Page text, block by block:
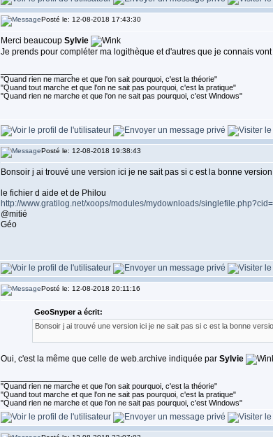
Posté le: 12-08-2018 17:43:30
Merci beaucoup Sylvie
Je prends pour compléter ma logithèque et d'autres que je connais
"Quand rien ne marche et que l'on sait pourquoi, c'est la théorie"
"Quand tout marche et que l'on ne sait pas pourquoi, c'est la pratique"
"Quand rien ne marche et que l'on ne sait pas pourquoi, c'est Windows"
Posté le: 12-08-2018 19:38:43
Bonsoir j ai trouvé une version ici je ne sait pas si c est la bonne version
le fichier d aide et de Philou
http://www.gratilog.net/xoops/modules/mydownloads/
@mitié
Géo
Posté le: 12-08-2018 20:11:16
GeoSnyper a écrit:
Bonsoir j ai trouvé une version ici je ne sait pas si c est la bonne
Oui, c'est la même que celle de web.archive indiquée par Sylvie
"Quand rien ne marche et que l'on sait pourquoi, c'est la théorie"
"Quand tout marche et que l'on ne sait pas pourquoi, c'est la pratique"
"Quand rien ne marche et que l'on ne sait pas pourquoi, c'est Windows"